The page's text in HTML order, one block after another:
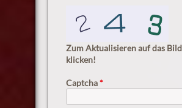
Zum Aktualisieren auf das Bild
klicken!
Captcha*